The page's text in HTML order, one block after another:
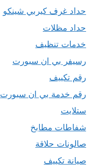
حداد غرف كيربي شينكو
حداد مظلات
خدمات تنظيف
رسيفر بي ان سبورت
رقم تكييف
رقم خدمة بي ان سبورت
ستلايت
شفاطات مطابخ
صالونات حلاقة
صيانة تكييف